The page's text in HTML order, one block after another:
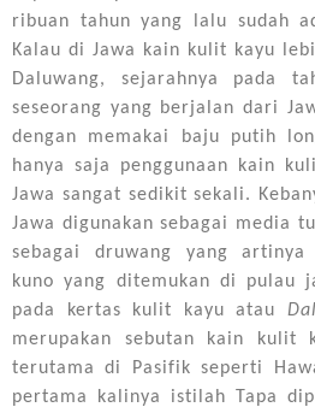
ribuan tahun yang lalu sudah
Kalau di Jawa kain kulit kayu
Daluwang, sejarahnya pada
seseorang yang berjalan dari
dengan memakai baju putih
hanya saja penggunaan kain
Jawa sangat sedikit sekali.
Jawa digunakan sebagai media
sebagai druwang yang artinya
kuno yang ditemukan di pulau
pada kertas kulit kayu atau
merupakan sebutan kain kulit
terutama di Pasifik seperti
pertama kalinya istilah Tapa